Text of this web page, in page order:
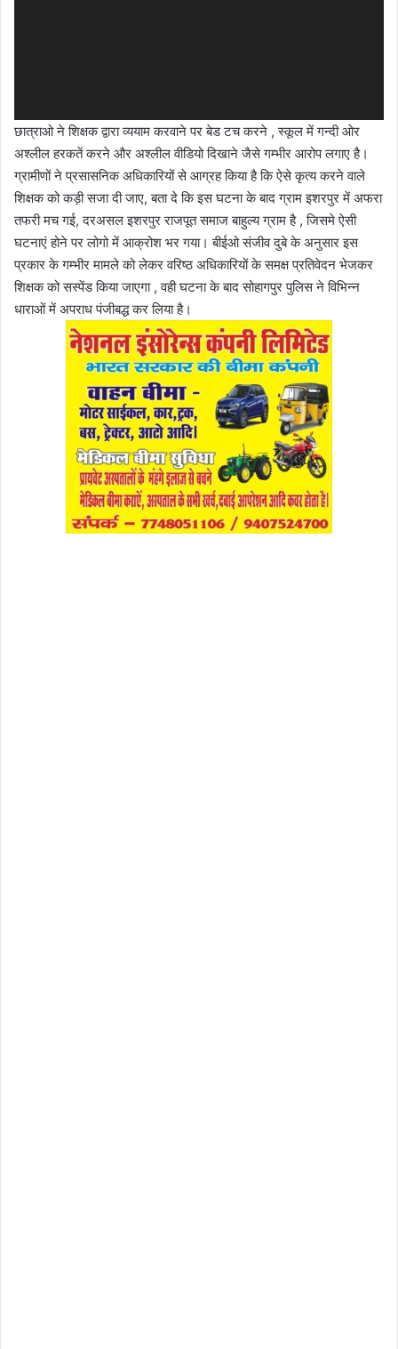
छात्राओ ने शिक्षक द्वारा व्ययाम करवाने पर बेड टच करने , स्कूल में गन्दी ओर
अश्लील हरकतें करने और अश्लील वीडियो दिखाने जैसे गम्भीर आरोप लगाए है।
ग्रामीणों ने प्रसासनिक अधिकारियों से आग्रह किया है कि ऐसे कृत्य करने वाले
शिक्षक को कड़ी सजा दी जाए, बता दे कि इस घटना के बाद ग्राम इशरपुर में अफरा
तफरी मच गई, दरअसल इशरपुर राजपूत समाज बाहुल्य ग्राम है , जिसमे ऐसी
घटनाएं होने पर लोगो में आक्रोश भर गया। बीईओ संजीव दुबे के अनुसार इस
प्रकार के गम्भीर मामले को लेकर वरिष्ठ अधिकारियों के समक्ष प्रतिवेदन भेजकर
शिक्षक को सस्पेंड किया जाएगा , वही घटना के बाद सोहागपुर पुलिस ने विभिन्न
धाराओं में अपराध पंजीबद्ध कर लिया है।